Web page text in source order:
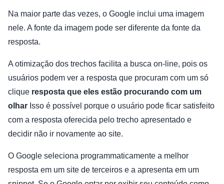
Na maior parte das vezes, o Google inclui uma imagem
nele. A fonte da imagem pode ser diferente da fonte da
resposta.
A otimização dos trechos facilita a busca on-line, pois os
usuários podem ver a resposta que procuram com um só
clique resposta que eles estão procurando com um
olhar Isso é possível porque o usuário pode ficar satisfeito
com a resposta oferecida pelo trecho apresentado e
decidir não ir novamente ao site.
O Google seleciona programmaticamente a melhor
resposta em um site de terceiros e a apresenta em um